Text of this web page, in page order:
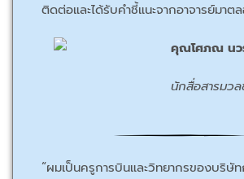
ติดต่อและได้รับคำชี้แนะจากอาจารย์มาต
คุณโศภณ นว
นักสื่อสารมว
“ผมเป็นครูการบินและวิทยากรของบริษั